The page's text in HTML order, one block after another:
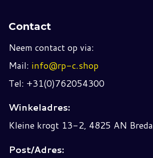
Contact
Neem contact op via:
Mail: info@rp-c.shop
Tel: +31(0)762054300
Winkeladres:
Kleine krogt 13-2, 4825 AN Breda
Post/Adres: